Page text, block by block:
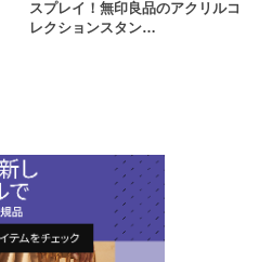
スプレイ！無印良品のアクリルコ
レクションスタン…